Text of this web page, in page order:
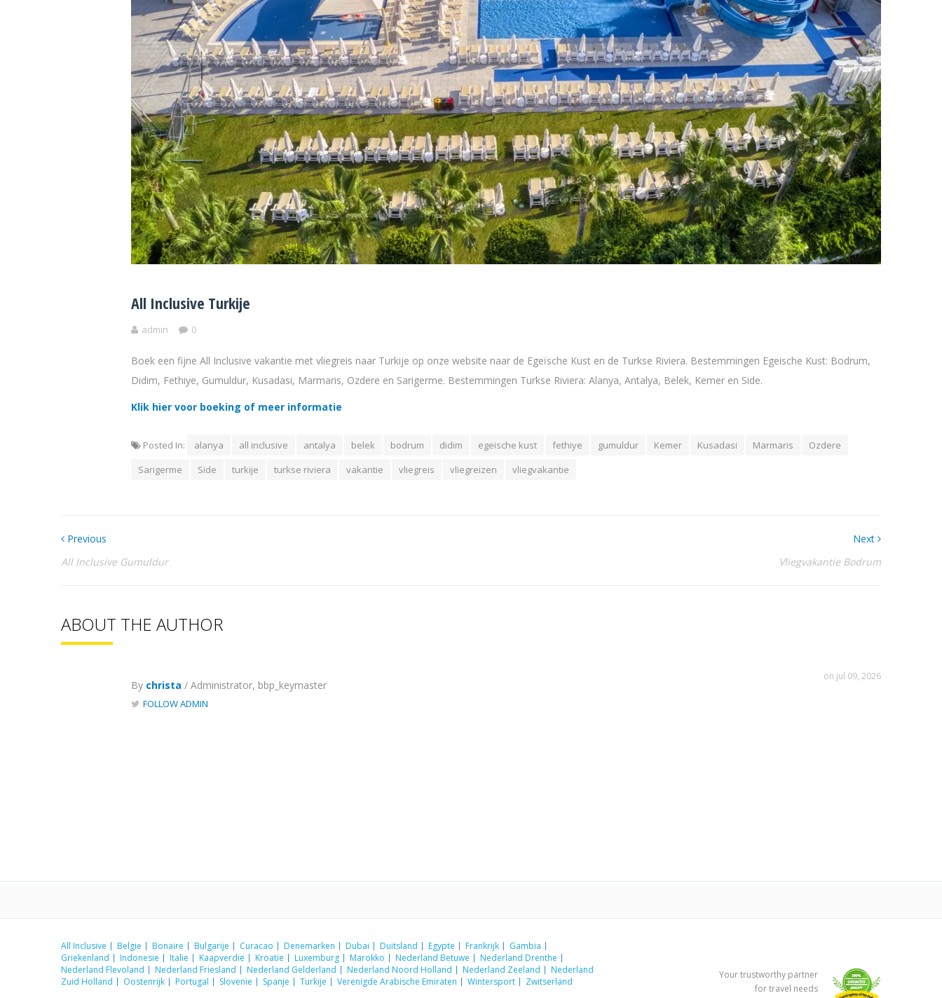
All Inclusive Turkije
admin 0
Boek een fijne All Inclusive vakantie met vliegreis naar Turkije op onze website naar de Egeïsche Kust en de Turkse Riviera. Bestemmingen Egeische Kust: Bodrum,
Didim, Fethiye, Gumuldur, Kusadasi, Marmaris, Ozdere en Sarigerme. Bestemmingen Turkse Riviera: Alanya, Antalya, Belek, Kemer en Side.
Klik hier voor boeking of meer informatie
Posted In: alanya all inclusive antalya belek bodrum didim egeische kust fethiye gumuldur Kemer Kusadasi Marmaris
Ozdere
Sarigerme
Side turkije turkse riviera vakantie vliegreis vliegreizen vliegvakantie
Previous
All Inclusive Gumuldur
Next
Vliegvakantie Bodrum
ABOUT THE AUTHOR
By christa / Administrator, bbp_keymaster
FOLLOW ADMIN
on jul 09, 2026
All Inclusive Belgie Bonaire Bulgarije Curacao Denemarken Dubai Duitsland Egypte Frankrijk
Gambia
Griekenland
Indonesie Italie Kaapverdie Kroatie Luxemburg Marokko Nederland Betuwe
Nederland Drenthe
Nederland Flevoland
Nederland Friesland Nederland Gelderland Nederland Noord Holland Nederland Zeeland
Nederland
Zuid Holland
Oostenrijk Portugal Slovenie Spanje Turkije Verenigde Arabische Emiraten Wintersport Zwitserland
Your trustworthy partner
for travel needs